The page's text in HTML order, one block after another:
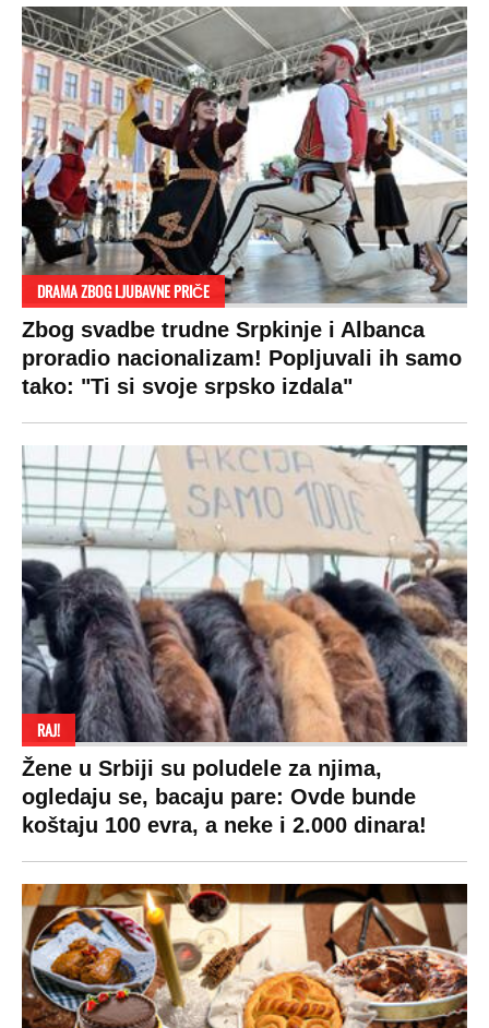
DRAMA ZBOG LJUBAVNE PRIČE
Zbog svadbe trudne Srpkinje i Albanca
proradio nacionalizam! Popljuvali ih samo
tako: "Ti si svoje srpsko izdala"
RAJ!
Žene u Srbiji su poludele za njima,
ogledaju se, bacaju pare: Ovde bunde
koštaju 100 evra, a neke i 2.000 dinara!